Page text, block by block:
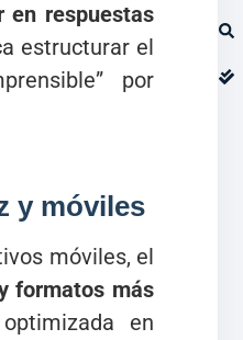
en respuestas
estructurar el
por
y móviles
móviles, el
formatos más
en